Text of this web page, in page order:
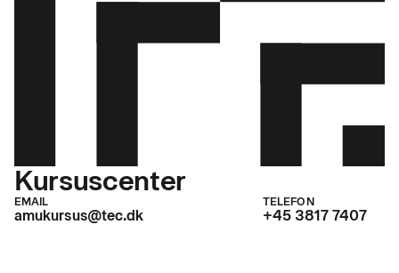
Kursuscenter
EMAIL
amukursus@tec.dk
TELEFON
+45 3817 7407